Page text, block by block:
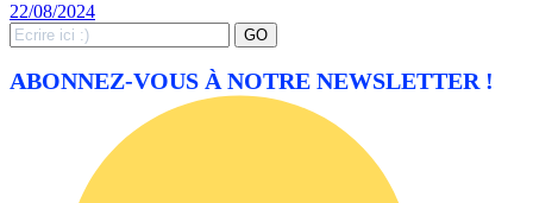
22/08/2024
Search
for:
GO
ABONNEZ-VOUS À NOTRE NEWSLETTER !